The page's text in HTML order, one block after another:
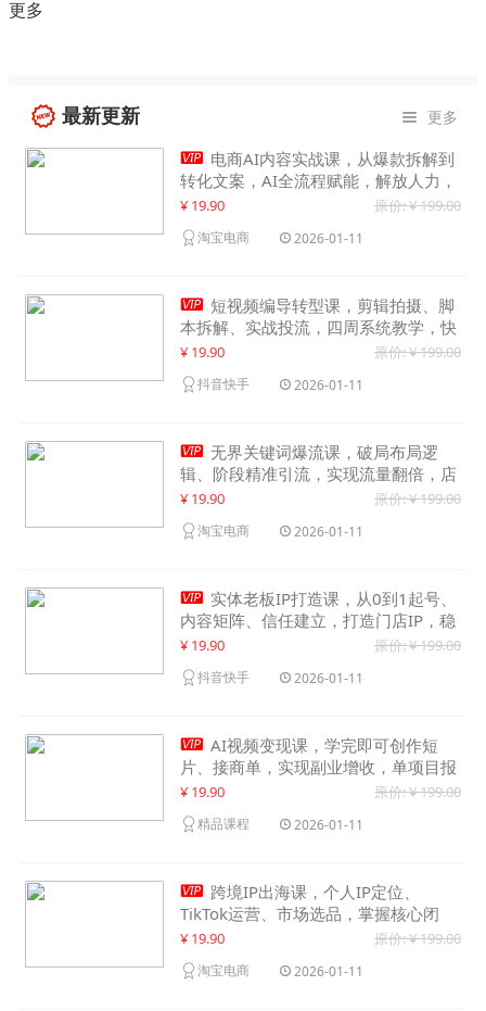
更多
最新更新  更多
 电商AI内容实战课，从爆款拆解到
转化文案，AI全流程赋能，解放人力，
单月节省内容成本数万元
¥ 19.90 原价: ¥ 199.00
淘宝电商 2026-01-11
 短视频编导转型课，剪辑拍摄、脚
本拆解、实战投流，四周系统教学，快
速入行月入2w+
¥ 19.90 原价: ¥ 199.00
抖音快手 2026-01-11
 无界关键词爆流课，破局布局逻
辑、阶段精准引流，实现流量翻倍，店
铺业绩增长50%+
¥ 19.90 原价: ¥ 199.00
淘宝电商 2026-01-11
 实体老板IP打造课，从0到1起号、
内容矩阵、信任建立，打造门店IP，稳
定获客增收
¥ 19.90 原价: ¥ 199.00
抖音快手 2026-01-11
 AI视频变现课，学完即可创作短
片、接商单，实现副业增收，单项目报
价可达千元
¥ 19.90 原价: ¥ 199.00
精品课程 2026-01-11
 跨境IP出海课，个人IP定位、
TikTok运营、市场选品，掌握核心闭
环，实现月入1万美金+
¥ 19.90 原价: ¥ 199.00
淘宝电商 2026-01-11